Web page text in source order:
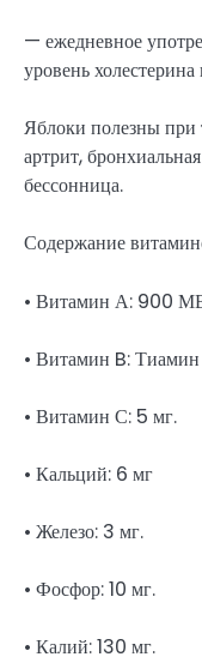
— ежедневное
уровень
Яблоки полезны при
артрит,
бессонница.
Содержание
• Витамин А: 900
• Витамин B:
• Витамин С: 5 мг.
• Кальций: 6 мг
• Железо: 3 мг.
• Фосфор: 10 мг.
• Калий: 130 мг.